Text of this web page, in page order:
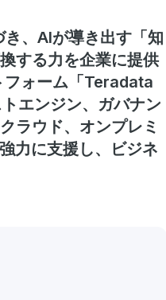
、AIが導き出す「知
する力を企業に提供
フォーム「Teradata
エンジン、ガバナン
ラウド、オンプレミ
力に支援し、ビジネ